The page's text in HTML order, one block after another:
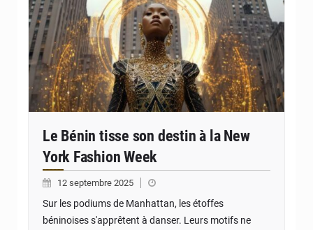
Le Bénin tisse son destin à la New
York Fashion Week
12 septembre 2025
Sur les podiums de Manhattan, les étoffes
béninoises s'apprêtent à danser. Leurs motifs ne